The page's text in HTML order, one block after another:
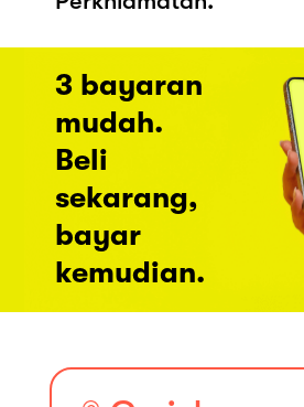
3 bayaran
mudah.
Beli
sekarang,
bayar
kemudian.